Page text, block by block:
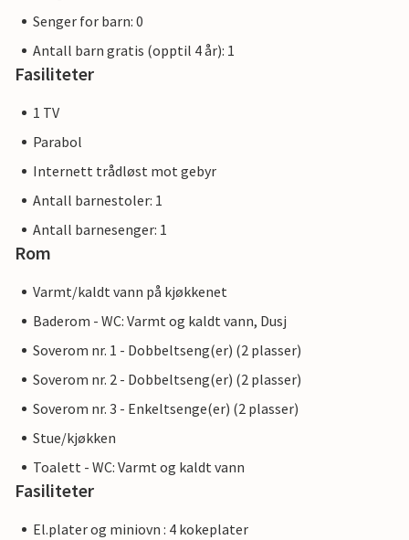
Senger for barn: 0
Antall barn gratis (opptil 4 år): 1
Fasiliteter
1 TV
Parabol
Internett trådløst mot gebyr
Antall barnestoler: 1
Antall barnesenger: 1
Rom
Varmt/kaldt vann på kjøkkenet
Baderom - WC: Varmt og kaldt vann, Dusj
Soverom nr. 1 - Dobbeltseng(er) (2 plasser)
Soverom nr. 2 - Dobbeltseng(er) (2 plasser)
Soverom nr. 3 - Enkeltsenge(er) (2 plasser)
Stue/kjøkken
Toalett - WC: Varmt og kaldt vann
Fasiliteter
El.plater og miniovn : 4 kokeplater